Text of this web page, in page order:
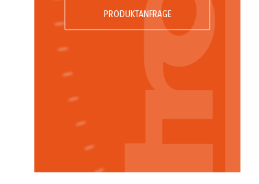
PRODUKTANFRAGE